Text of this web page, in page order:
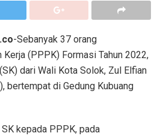
-Sebanyak 37 orang
Kerja (PPPK) Formasi Tahun 2022,
dari Wali Kota Solok, Zul Elfian
bertempat di Gedung Kubuang
kepada PPPK, pada